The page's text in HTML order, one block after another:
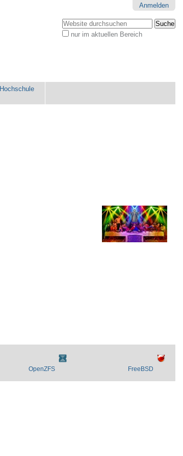
Anmelden
Website durchsuchen
nur im aktuellen Bereich
Hochschule
OpenZFS FreeBSD